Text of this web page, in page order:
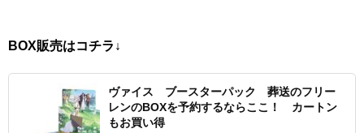
BOX販売はコチラ↓
ヴァイス ブースターパック 葬送のフリー
レンのBOXを予約するならここ！ カートン
もお買い得